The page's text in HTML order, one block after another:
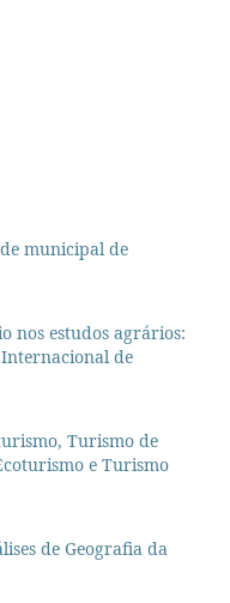
municipal de
nos estudos agrários:
de
Turismo de
e Turismo
de Geografia da